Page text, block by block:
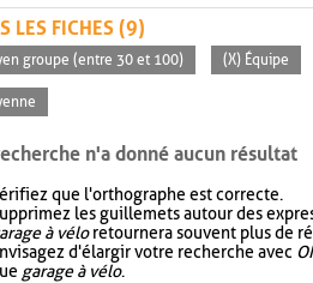
LES FICHES (9)
groupe (entre 30 et 100) (X) Équipe
n'a donné aucun résultat
que l'orthographe est correcte.
les guillemets autour des
à véloretournera souvent plus de
d'élargir votre recherche avec
garage à vélo.